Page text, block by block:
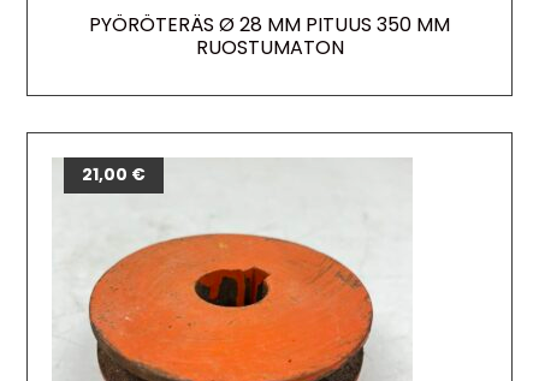
PYÖRÖTERÄS Ø 28 MM PITUUS 350 MM
RUOSTUMATON
21,00 €